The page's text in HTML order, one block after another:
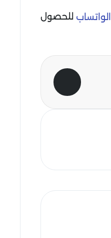
الواتساب للحصول